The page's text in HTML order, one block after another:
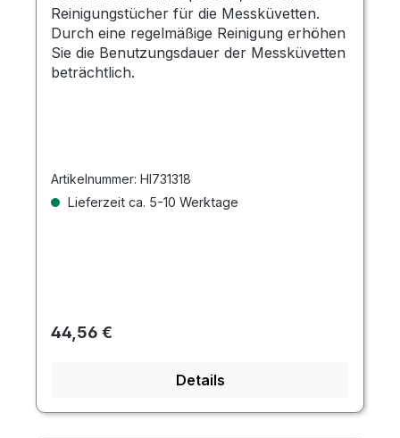
Reinigungstücher für die Messküvetten.
Durch eine regelmäßige Reinigung erhöhen
Sie die Benutzungsdauer der Messküvetten
beträchtlich.
Artikelnummer: HI731318
Lieferzeit ca. 5-10 Werktage
Regulärer Preis:
44,56 €
Details